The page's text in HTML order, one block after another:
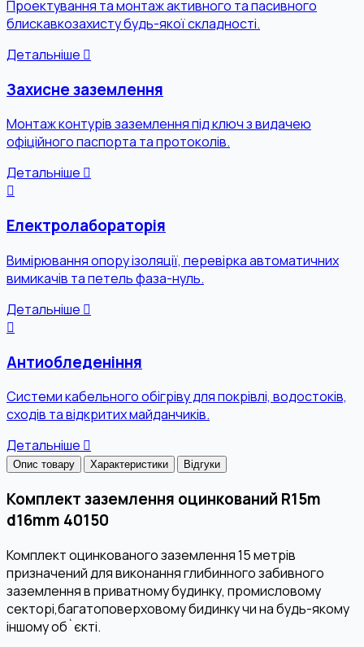
Проектування та монтаж активного та пасивного
блискавкозахисту будь-якої складності.
Детальніше
Захисне заземлення
Монтаж контурів заземлення під ключ з видачею
офіційного паспорта та протоколів.
Детальніше
Електролабораторія
Вимірювання опору ізоляції, перевірка автоматичних
вимикачів та петель фаза-нуль.
Детальніше
Антиобледеніння
Системи кабельного обігріву для покрівлі, водостоків,
сходів та відкритих майданчиків.
Детальніше
Опис товару Характеристики Відгуки
Комплект заземлення оцинкований R15m
d16mm 40150
Комплект оцинкованого заземлення 15 метрів
призначений для виконання глибинного забивного
заземлення в приватному будинку, промисловому
секторі,багатоповерховому бидинку чи на будь-якому
іншому об`єкті.